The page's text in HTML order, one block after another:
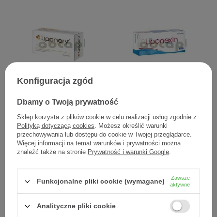
46,90 zł
1,56 zł / szt.
29,31 zł
0,98 zł / szt.
Konfiguracja zgód
Dbamy o Twoją prywatność
Sklep korzysta z plików cookie w celu realizacji usług zgodnie z
Polityką dotyczącą cookies. Możesz określić warunki
przechowywania lub dostępu do cookie w Twojej przeglądarce.
Więcej informacji na temat warunków i prywatności można
znaleźć także na stronie Prywatność i warunki Google.
Funkcjonalne pliki cookie (wymagane)
Zawsze
aktywne
Analityczne pliki cookie